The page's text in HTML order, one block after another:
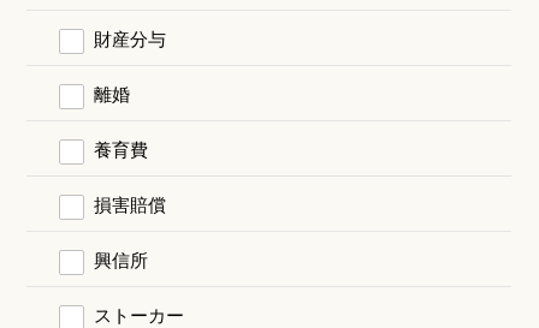
財産分与
離婚
養育費
損害賠償
興信所
ストーカー